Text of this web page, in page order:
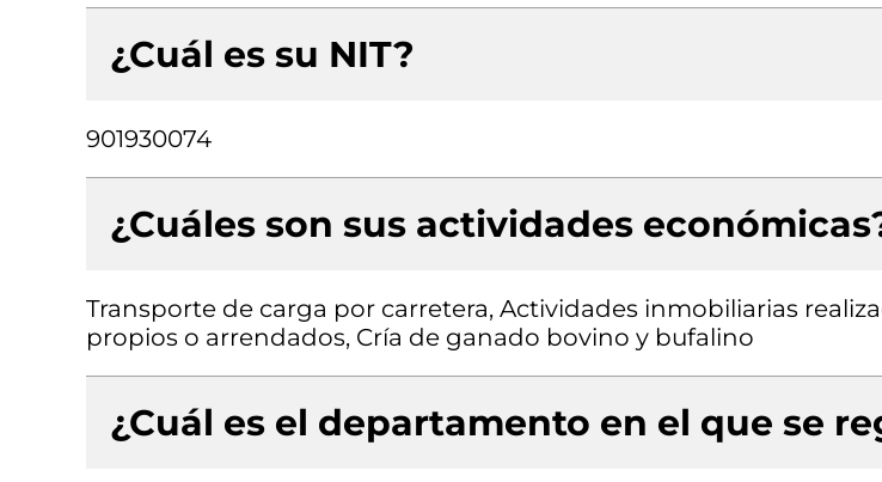
¿Cuál es su NIT?
901930074
¿Cuáles son sus actividades
Transporte de carga por carretera, Actividades inmobiliarias
propios o arrendados, Cría de ganado bovino y bufalino
¿Cuál es el departamento en el que se